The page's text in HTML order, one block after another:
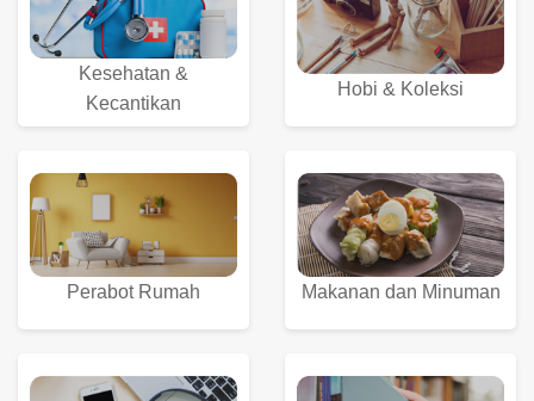
Kesehatan &
Kecantikan
Hobi & Koleksi
Perabot Rumah Makanan dan Minuman